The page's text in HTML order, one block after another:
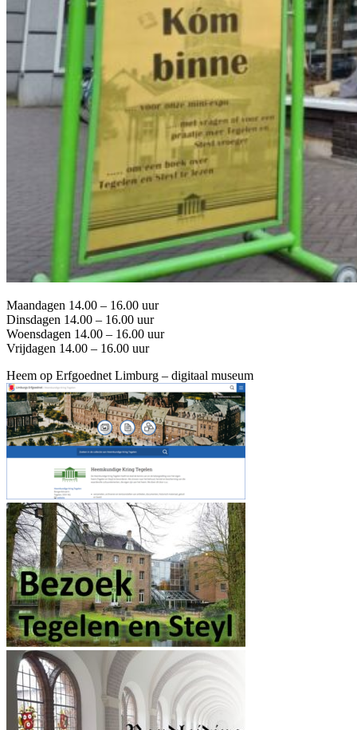
Maandagen 14.00 – 16.00 uur
Dinsdagen 14.00 – 16.00 uur
Woensdagen 14.00 – 16.00 uur
Vrijdagen 14.00 – 16.00 uur
Heem op Erfgoednet Limburg – digitaal museum